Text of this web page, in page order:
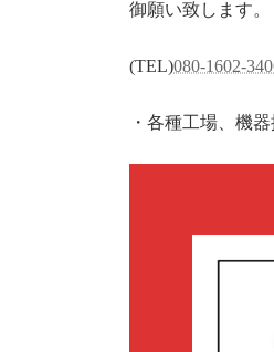
御願い致します。
(TEL)080-1602-
・各種工場、機